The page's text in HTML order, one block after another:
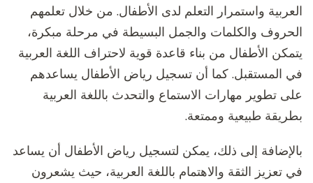
العربية واستمرار التعلم لدى الأطفال. من خلال تعلمهم
الحروف والكلمات والجمل البسيطة في مرحلة مبكرة،
يتمكن الأطفال من بناء قاعدة قوية لاحتراف اللغة العربية
في المستقبل. كما أن تسجيل رياض الأطفال يساعدهم
على تطوير مهارات الاستماع والتحدث باللغة العربية
بطريقة طبيعية وممتعة.
بالإضافة إلى ذلك، يمكن لتسجيل رياض الأطفال أن يساعد
في تعزيز الثقة والاهتمام باللغة العربية، حيث يشعرون